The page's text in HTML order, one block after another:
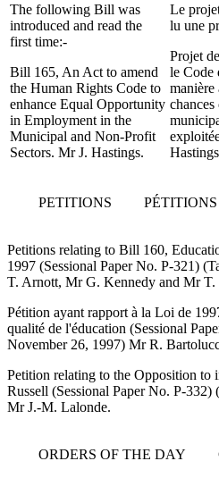
The following Bill was
introduced and read the
first time:-
Bill 165, An Act to amend
the Human Rights Code to
enhance Equal Opportunity
in Employment in the
Municipal and Non-Profit
Sectors. Mr J. Hastings.
Le
lu une
Projet
le Code
manière
PETITIONS PÉTITIONS
Petitions relating to Bill 160,
1997 (Sessional Paper No. P-321)
T. Arnott, Mr G. Kennedy and Mr T.
Pétition ayant rapport à la Loi de
qualité de l'éducation (Sessional
November 26, 1997) Mr R.
Petition relating to the Opposition to
Russell (Sessional Paper No. P-
Mr J.-M. Lalonde.
ORDERS OF THE DAY